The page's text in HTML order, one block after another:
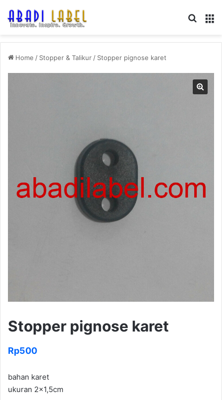
Home / Stopper & Talikur/ Stopper pignose karet
Stopper pignose karet
Rp500
bahan karet
ukuran 2×1,5cm